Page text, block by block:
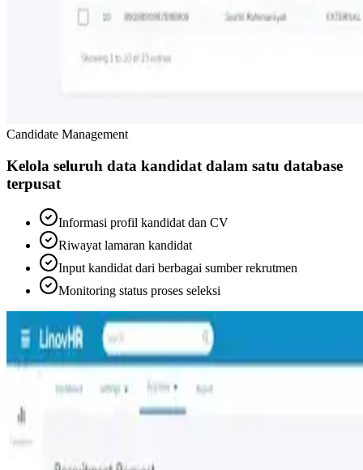
Candidate Management
Kelola seluruh data kandidat dalam satu database
terpusat
Informasi profil kandidat dan CV
Riwayat lamaran kandidat
Input kandidat dari berbagai sumber rekrutmen
Monitoring status proses seleksi